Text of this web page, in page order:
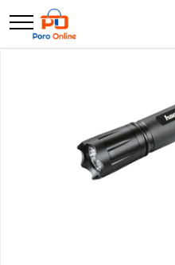
Parfum
Parfum Unisex
Parfumuri Arabesti